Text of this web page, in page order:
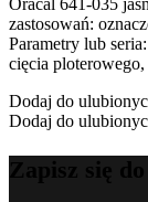
Oracal 641-035
zastosowań:
Parametry lub
cięcia
Dodaj do
Dodaj do
Zapisz się